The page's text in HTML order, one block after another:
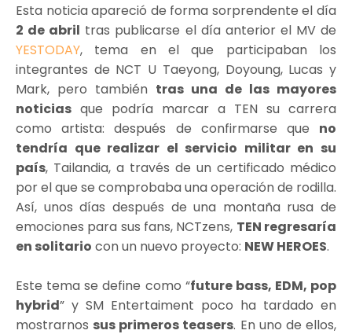
Esta noticia apareció de forma sorprendente el día
2 de abril tras publicarse el día anterior el MV de
YESTODAY, tema en el que participaban los
integrantes de NCT U Taeyong, Doyoung, Lucas y
Mark, pero también tras una de las mayores
noticias que podría marcar a TEN su carrera
como artista: después de confirmarse que no
tendría que realizar el servicio militar en su
país, Tailandia, a través de un certificado médico
por el que se comprobaba una operación de rodilla.
Así, unos días después de una montaña rusa de
emociones para sus fans, NCTzens, TEN regresaría
en solitario con un nuevo proyecto: NEW HEROES.
Este tema se define como “future bass, EDM, pop
hybrid” y SM Entertaiment poco ha tardado en
mostrarnos sus primeros teasers. En uno de ellos,